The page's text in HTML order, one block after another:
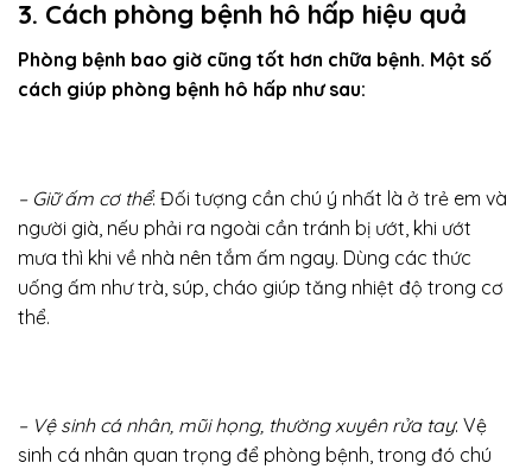
3. Cách phòng bệnh hô hấp hiệu quả
Phòng bệnh bao giờ cũng tốt hơn chữa bệnh. Một số
cách giúp phòng bệnh hô hấp như sau:
– Giữ ấm cơ thể: Đối tượng cần chú ý nhất là ở trẻ em và
người già, nếu phải ra ngoài cần tránh bị ướt, khi ướt
mưa thì khi về nhà nên tắm ấm ngay. Dùng các thức
uống ấm như trà, súp, cháo giúp tăng nhiệt độ trong cơ
thể.
– Vệ sinh cá nhân, mũi họng, thường xuyên rửa tay: Vệ
sinh cá nhân quan trọng để phòng bệnh, trong đó chú